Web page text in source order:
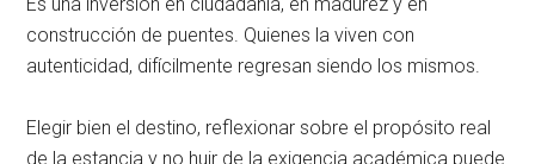
construcción de puentes. Quienes la viven con
autenticidad, difícilmente regresan siendo los mismos.
Elegir bien el destino, reflexionar sobre el propósito real
de la estancia y no huir de la exigencia académica puede